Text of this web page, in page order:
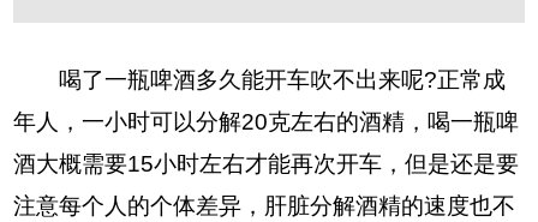
喝了一瓶啤酒多久能开车吹不出来呢?正常成
年人，一小时可以分解20克左右的酒精，喝一瓶啤
酒大概需要15小时左右才能再次开车，但是还是要
注意每个人的个体差异，肝脏分解酒精的速度也不